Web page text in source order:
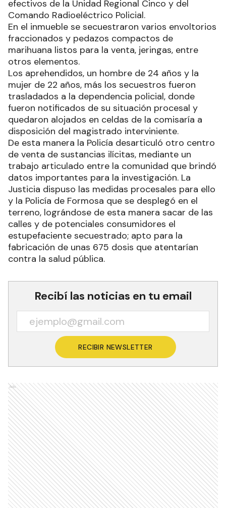
efectivos de la Unidad Regional Cinco y del
Comando Radioeléctrico Policial.
En el inmueble se secuestraron varios envoltorios
fraccionados y pedazos compactos de
marihuana listos para la venta, jeringas, entre
otros elementos.
Los aprehendidos, un hombre de 24 años y la
mujer de 22 años, más los secuestros fueron
trasladados a la dependencia policial, donde
fueron notificados de su situación procesal y
quedaron alojados en celdas de la comisaría a
disposición del magistrado interviniente.
De esta manera la Policía desarticuló otro centro
de venta de sustancias ilícitas, mediante un
trabajo articulado entre la comunidad que brindó
datos importantes para la investigación. La
Justicia dispuso las medidas procesales para ello
y la Policía de Formosa que se desplegó en el
terreno, lográndose de esta manera sacar de las
calles y de potenciales consumidores el
estupefaciente secuestrado; apto para la
fabricación de unas 675 dosis que atentarían
contra la salud pública.
Recibí las noticias en tu email
RECIBIR NEWSLETTER
Ads